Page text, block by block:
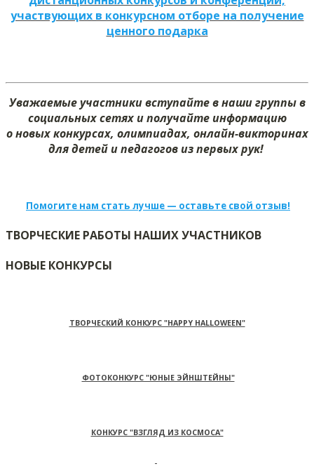
участвующих в конкурсном отборе на получение
ценного подарка
Уважаемые участники вступайте в наши группы в
социальных сетях и получайте информацию
о новых конкурсах, олимпиадах, онлайн-викторинах
для детей и педагогов из первых рук!
Помогите нам стать лучше — оставьте свой отзыв!
ТВОРЧЕСКИЕ РАБОТЫ НАШИХ УЧАСТНИКОВ
НОВЫЕ КОНКУРСЫ
ТВОРЧЕСКИЙ КОНКУРС "HAPPY HALLOWEEN"
ФОТОКОНКУРС "ЮНЫЕ ЭЙНШТЕЙНЫ"
КОНКУРС "ВЗГЛЯД ИЗ КОСМОСА"